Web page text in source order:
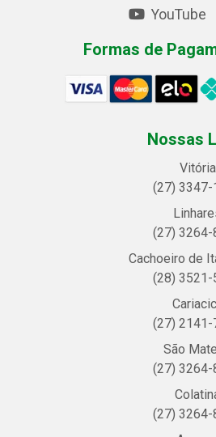
YouTube
Formas de
Nossas
Vitória
(27) 3347-
(27) 3264-
Cachoeiro de
(28) 3521-
(27) 2141-
São
(27) 3264-
(27) 3264-